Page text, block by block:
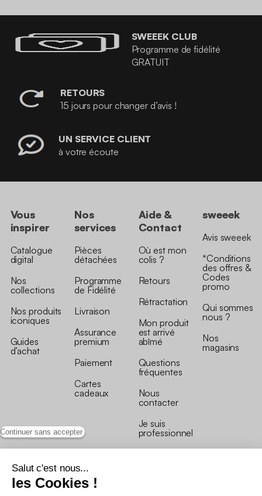
Continuer sans accepter
Salut c'est nous...
les Cookies !
SWEEEK CLUB
Programme de fidélité
GRATUIT
RETOURS
15 jours pour changer d’avis !
UN SERVICE CLIENT
à votre écoute
Vous
inspirer
Catalogue
digital
Nos
collections
Nos produits
iconiques
Guides
d’achat
Nos
services
Pièces
détachées
Programme
de Fidélité
Livraison
Assurance
premium
Paiement
Cartes
cadeaux
Aide &
Contact
Où est mon
colis ?
Retours
Rétractation
Mon produit
est arrivé
abîmé
Questions
fréquentes
Nous
contacter
Je suis
professionnel
sweeek
Avis sweeek
*Conditions
des offres &
Codes
promo
Qui sommes
nous ?
Nos
magasins